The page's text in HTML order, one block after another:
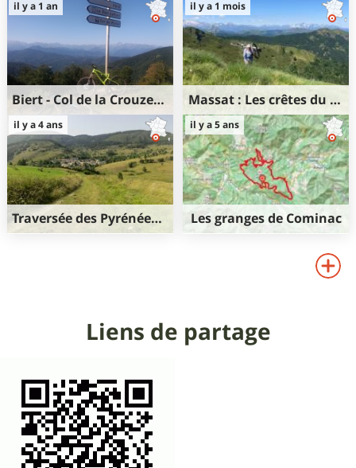
36km
1400m
1400m
15km
830m
830m
il y a 1 an
Biert - Col de la Crouzette
22km
1320m
1320m
il y a 1 mois
Massat : Les crêtes du Pic d'Estibat au Cap Carmil
39km
1750m
2060m
il y a 4 ans
Traversée des Pyrénées (ouest-est) à VAE - Étape 10/13 : Cominac - Comus
il y a 5 ans
Les granges de Cominac
Liens de partage